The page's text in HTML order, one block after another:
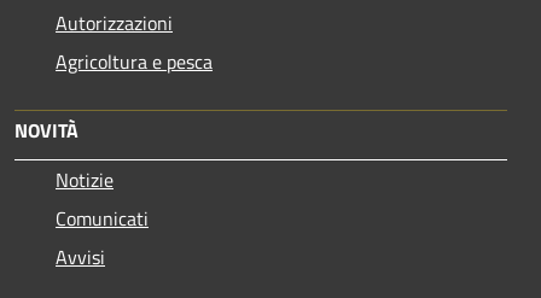
Autorizzazioni
Agricoltura e pesca
NOVITÀ
Notizie
Comunicati
Avvisi